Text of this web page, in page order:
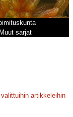
Muut sarjat
valittuihin artikkeleihin